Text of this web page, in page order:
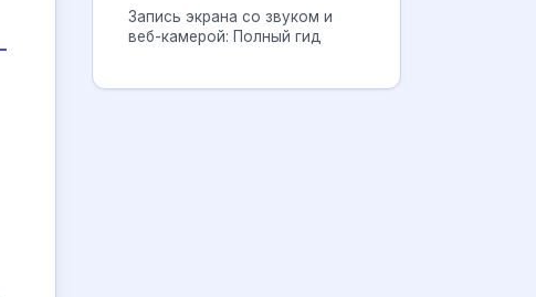
Запись экрана со звуком и
веб-камерой: Полный гид